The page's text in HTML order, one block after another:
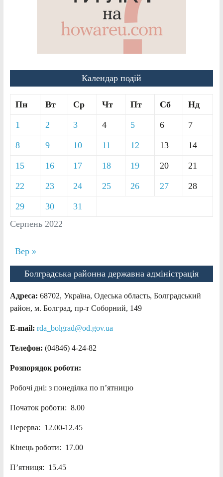
Календар подій
Серпень 2022
Пн Вт Ср Чт Пт Сб Нд
1 2 3 4 5 6 7
8 9 10 11 12 13 14
15 16 17 18 19 20 21
22 23 24 25 26 27 28
29 30 31
Вер »
Болградська районна державна адміністрація
Адреса: 68702, Україна, Одеська область, Болградський
район, м. Болград, пр-т Соборний, 149
E-mail: rda_bolgrad@od.gov.ua
Телефон: (04846) 4-24-82
Розпорядок роботи:
Робочі дні: з понеділка по п’ятницю
Початок роботи: 8.00
Перерва: 12.00-12.45
Кінець роботи: 17.00
П’ятниця: 15.45